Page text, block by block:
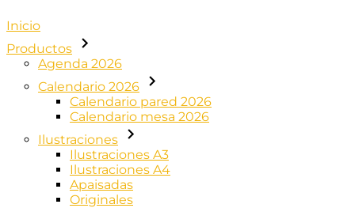
Inicio
Productos
Agenda 2026
Calendario 2026
Calendario pared 2026
Calendario mesa 2026
Ilustraciones
Ilustraciones A3
Ilustraciones A4
Apaisadas
Originales